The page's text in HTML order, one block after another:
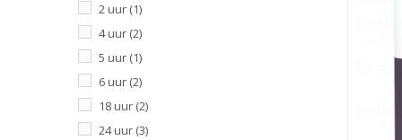
2 uur (1)
4 uur (2)
5 uur (1)
6 uur (2)
18 uur (2)
24 uur (3)